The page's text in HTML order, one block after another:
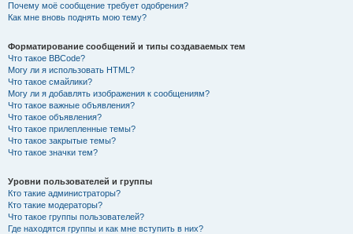
Почему моё сообщение требует одобрения?
Как мне вновь поднять мою тему?
Форматирование сообщений и типы создаваемых тем
Что такое BBCode?
Могу ли я использовать HTML?
Что такое смайлики?
Могу ли я добавлять изображения к сообщениям?
Что такое важные объявления?
Что такое объявления?
Что такое прилепленные темы?
Что такое закрытые темы?
Что такое значки тем?
Уровни пользователей и группы
Кто такие администраторы?
Кто такие модераторы?
Что такое группы пользователей?
Где находятся группы и как мне вступить в них?